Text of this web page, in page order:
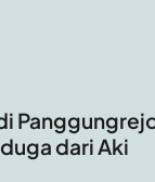
dari Aki